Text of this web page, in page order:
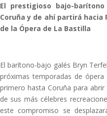
El prestigioso bajo-
Coruña y de ahí partirá
de la Ópera de La Bastilla
El barítono-bajo galés Bryn
próximas temporadas de ópera
primero hasta Coruña para
de sus más célebres
este compromiso se